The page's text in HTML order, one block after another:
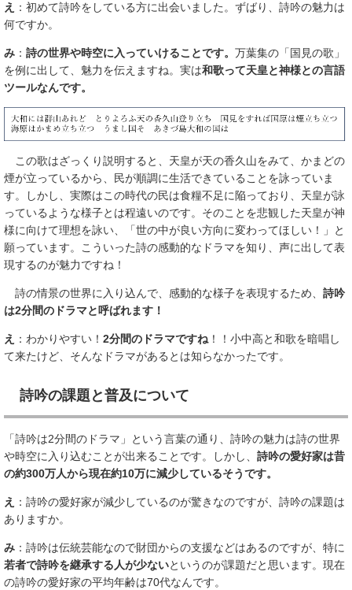
え
：初めて詩吟をしている方に出会いました。ずばり、詩吟の魅力は
何ですか。
み ： 詩の世界や時空に入っていけることです。 万葉集の「国見の歌」
を例に出して、魅力を伝えますね。実は和歌って天皇と神様との言語
ツールなんです。
この歌はざっくり説明すると、天皇が天の香久山をみて、かまどの
煙が立っているから、民が順調に生活できていることを詠っていま
す。しかし、実際はこの時代の民は食糧不足に陥っており、天皇が詠
っているような様子とは程遠いのです。そのことを悲観した天皇が神
様に向けて理想を詠い、「世の中が良い方向に変わってほしい！」と
願っています。こういった詩の感動的なドラマを知り、声に出して表
現するのが魅力ですね！
詩の情景の世界に入り込んで、感動的な様子を表現するため、 詩吟
は2分間のドラマと呼ばれます！
え ：わかりやすい！ 2分間のドラマですね！！小中高と和歌を暗唱し
て来たけど、そんなドラマがあるとは知らなかったです。
詩吟の課題と普及について
「詩吟は2分間のドラマ」という言葉の通り、詩吟の魅力は詩の世界
や時空に入り込むことが出来ることです。しかし、 詩吟の愛好家は昔
の約300万人から現在約10万に減少しているそうです。
え
：詩吟の愛好家が減少しているのが驚きなのですが、詩吟の課題は
ありますか。
み ：詩吟は伝統芸能なので財団からの支援などはあるのですが、特に
若者で詩吟を継承する人が少ないというのが課題だと思います。現在
の詩吟の愛好家の平均年齢は70代なんです。